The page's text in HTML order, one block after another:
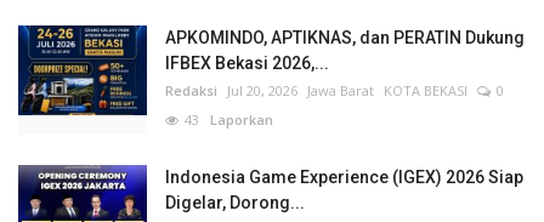
APKOMINDO, APTIKNAS, dan PERATIN Dukung
IFBEX Bekasi 2026,...
Redaksi Jul 20, 2026 Jawa Barat KOTA BEKASI
0
43 Laporkan
Indonesia Game Experience (IGEX) 2026 Siap
Digelar, Dorong...